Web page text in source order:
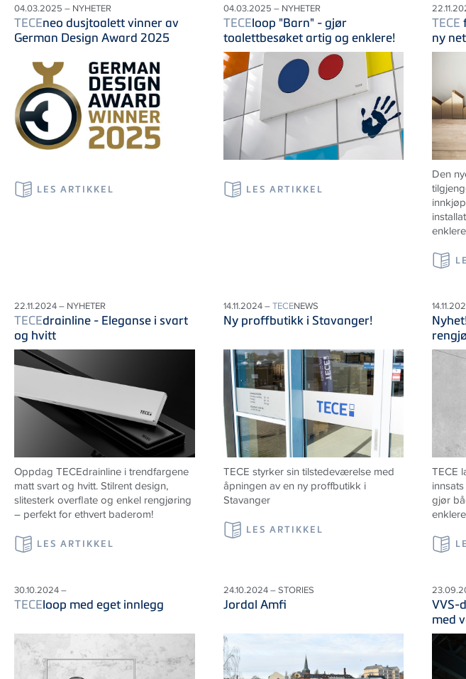
04.03.2025 – NYHETER
TECEneo dusjtoalett vinner av
German Design Award 2025
LES ARTIKKEL
04.03.2025 – NYHETER
TECEloop "Barn" - gjør
toalettbesøket artig og enklere!
LES ARTIKKEL
TECE
ny
Den
22.11.2024 – NYHETER
TECEdrainline - Eleganse i svart
og hvitt
Oppdag TECEdrainline i trendfargene
matt svart og hvitt. Stilrent design,
slitesterk overflate og enkel rengjøring
– perfekt for ethvert baderom!
LES ARTIKKEL
14.11.2024 –TECENEWS
Ny proffbutikk i Stavanger!
TECE styrker sin tilstedeværelse med
åpningen av en ny proffbutikk i
Stavanger
LES ARTIKKEL
TECE
gjør
30.10.2024 –
TECEloop med eget innlegg
24.10.2024 – STORIES
Jordal Amfi
VVS-
med